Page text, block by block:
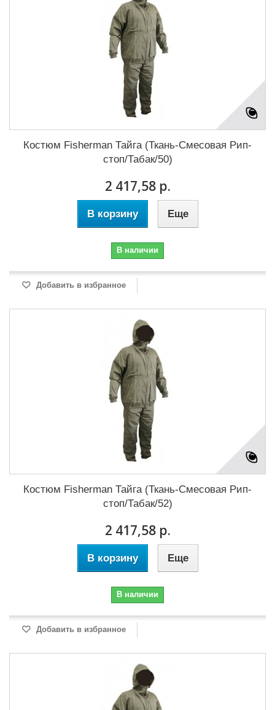
Костюм Fisherman Тайга (Ткань-Смесовая Рип-
стоп/Табак/50)
2 417,58 р.
В корзину Еще
В наличии
Добавить в избранное
Костюм Fisherman Тайга (Ткань-Смесовая Рип-
стоп/Табак/52)
2 417,58 р.
В корзину Еще
В наличии
Добавить в избранное